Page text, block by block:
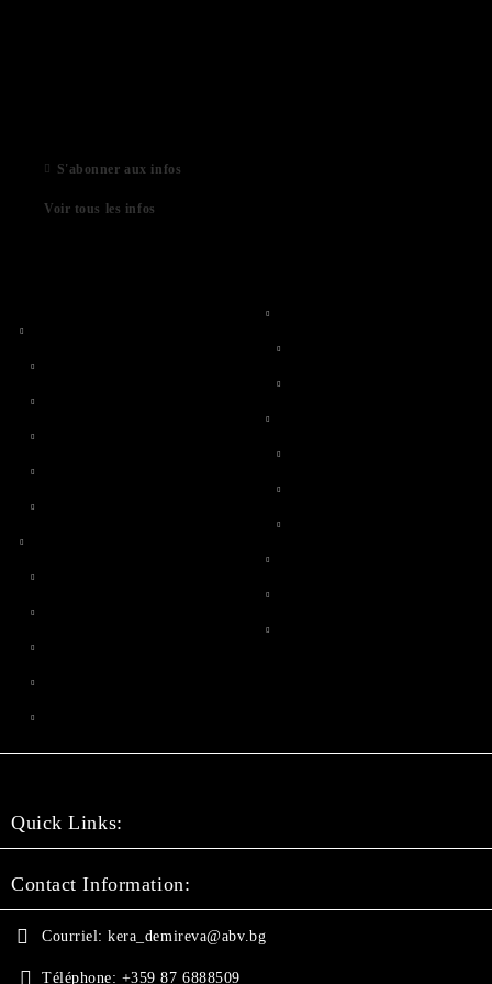
S'abonner aux infos
Voir tous les infos
Quick Links:
Contact Information:
Courriel: kera_demireva@abv.bg
Téléphone: +359 87 6888509